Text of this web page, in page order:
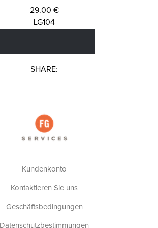
29.00 €
LG104
SHARE:
Kundenkonto
Kontaktieren Sie uns
Geschäftsbedingungen
Datenschutzbestimmungen